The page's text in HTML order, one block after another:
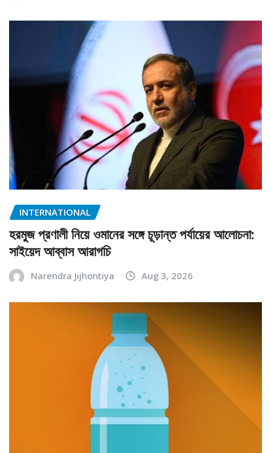
INTERNATIONAL
হরমুজ প্রণালী নিয়ে ওমানের সঙ্গে চূড়ান্ত পর্যায়ের আলোচনা:
সাইয়েদ আব্বাস আরাগচি
Narendra Jijhontiya Aug 3, 2026